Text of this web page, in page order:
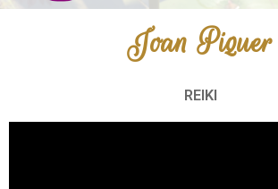
Joan Piquer
REIKI